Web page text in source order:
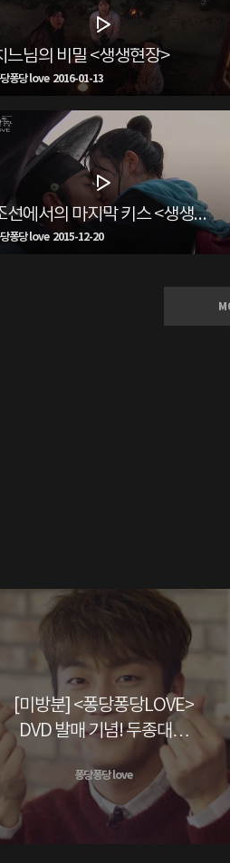
느님의 비밀 <생생현장>
퐁당 love 2016-01-13
조선에서의 마지막 키스 <생생현장>
퐁당 love 2015-12-20
[미방분] <퐁당퐁당LOVE>
DVD 발매 기념! 두종대왕
윤두준의 깜짝 인사 공개!
퐁당퐁당 love